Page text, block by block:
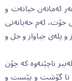
ئەمانەن خیانەت و
خۆت، ئەم خەیانەتی
و پلەی جیاواز و جل و
ناچێتەوە کە چۆن
تا گۆشت و پێست و